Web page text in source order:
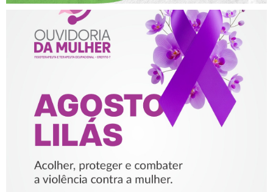
AGOSTO LILÁS – ACOLHER,
PROTEGER E COMBATER A
VIOLÊNCIA CONTRA A
MULHER